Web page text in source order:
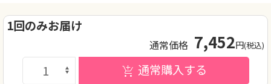
1回のみお届け
通常価格 7,452円(税込)
通常購入する